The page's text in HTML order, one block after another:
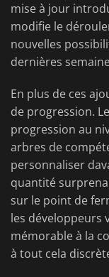
mise à jour
modifie le
nouvelles
dernières
En plus de ces
de progression.
progression au
arbres de
personnaliser
quantité
sur le point de
les développeurs
mémorable à la
à tout cela